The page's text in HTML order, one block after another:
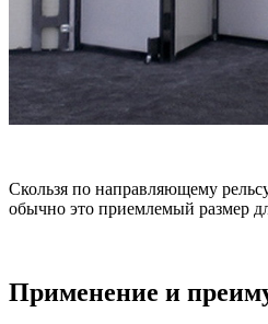
Скользя по направляющему
обычно это приемлемый размер
Применение и